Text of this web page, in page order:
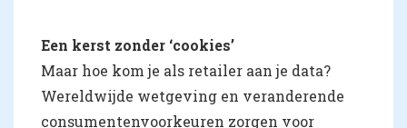
Een kerst zonder ‘cookies’
Maar hoe kom je als retailer aan je data?
Wereldwijde wetgeving en veranderende
consumentenvoorkeuren zorgen voor